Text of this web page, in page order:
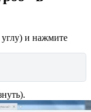
и нажмите